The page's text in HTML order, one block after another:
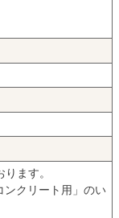
ます。
ンクリート用」のい